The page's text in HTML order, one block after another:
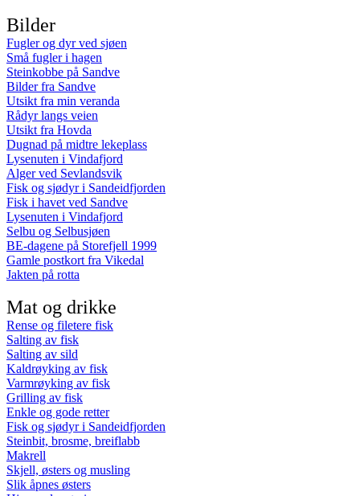
Bilder
Fugler og dyr ved sjøen
Små fugler i hagen
Steinkobbe på Sandve
Bilder fra Sandve
Utsikt fra min veranda
Rådyr langs veien
Utsikt fra Hovda
Dugnad på midtre lekeplass
Lysenuten i Vindafjord
Alger ved Sevlandsvik
Fisk og sjødyr i Sandeidfjorden
Fisk i havet ved Sandve
Lysenuten i Vindafjord
Selbu og Selbusjøen
BE-dagene på Storefjell 1999
Gamle postkort fra Vikedal
Jakten på rotta
Mat og drikke
Rense og filetere fisk
Salting av fisk
Salting av sild
Kaldrøyking av fisk
Varmrøyking av fisk
Grilling av fisk
Enkle og gode retter
Fisk og sjødyr i Sandeidfjorden
Steinbit, brosme, breiflabb
Makrell
Skjell, østers og musling
Slik åpnes østers